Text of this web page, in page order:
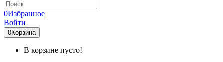
0Избранное
Войти
0Корзина
В корзине пусто!